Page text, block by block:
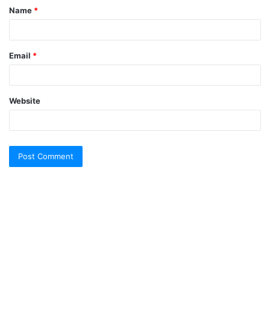
*
Name *
Email *
Website